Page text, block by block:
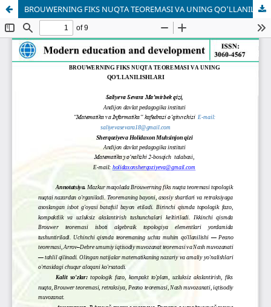
BROUWERNING FIKS NUQTA TEOREMASI VA UNING QO'LLANILISHLARI